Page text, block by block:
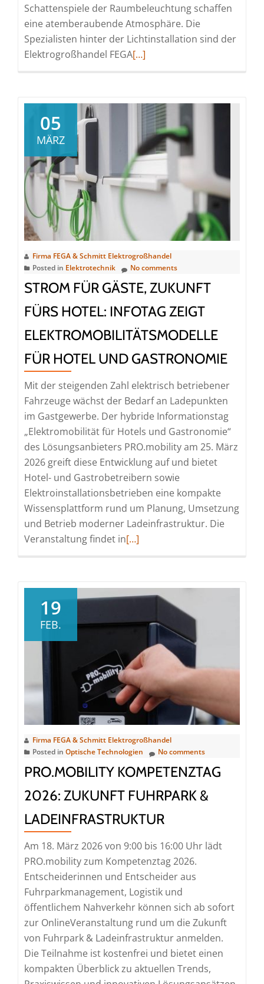
Schattenspiele der Raumbeleuchtung schaffen
eine atemberaubende Atmosphäre. Die
Spezialisten hinter der Lichtinstallation sind der
Elektrogroßhandel FEGARead
Lichtinstallation
Konzertsaal
der
Internationalen
Musikbegegnungsstätte
löst
Begeisterung
aus
[…]
05
MÄRZ
Firma FEGA & Schmitt Elektrogroßhandel
Posted in Elektrotechnik No comments
STROM FÜR GÄSTE, ZUKUNFT
FÜRS HOTEL: INFOTAG ZEIGT
ELEKTROMOBILITÄTSMODELLE
FÜR HOTEL UND GASTRONOMIE
Mit der steigenden Zahl elektrisch betriebener
Fahrzeuge wächst der Bedarf an Ladepunkten
im Gastgewerbe. Der hybride Informationstag
„Elektromobilität für Hotels und Gastronomie“
des Lösungsanbieters PRO.mobility am 25. März
2026 greift diese Entwicklung auf und bietet
Hotel- und Gastrobetreibern sowie
Elektroinstallationsbetrieben eine kompakte
Wissensplattform rund um Planung, Umsetzung
und Betrieb moderner Ladeinfrastruktur. Die
Veranstaltung findet inRead
für
Zukunft
Hotel:
Infotag
zeigt
Elektromobilitätsmodelle
für
Hotel
und
Gastronomie
[…]
19
FEB.
Firma FEGA & Schmitt Elektrogroßhandel
Posted in Optische Technologien No comments
PRO.MOBILITY KOMPETENZTAG
2026: ZUKUNFT FUHRPARK &
LADEINFRASTRUKTUR
Am 18. März 2026 von 9:00 bis 16:00 Uhr lädt
PRO.mobility zum Kompetenztag 2026.
Entscheiderinnen und Entscheider aus
Fuhrparkmanagement, Logistik und
öffentlichem Nahverkehr können sich ab sofort
zur OnlineVeranstaltung rund um die Zukunft
von Fuhrpark & Ladeinfrastruktur anmelden.
Die Teilnahme ist kostenfrei und bietet einen
kompakten Überblick zu aktuellen Trends,